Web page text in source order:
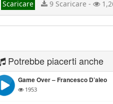
Scaricare 9 Scaricare -
Potrebbe piacerti anche
Game Over – Francesco D’aleo
1953